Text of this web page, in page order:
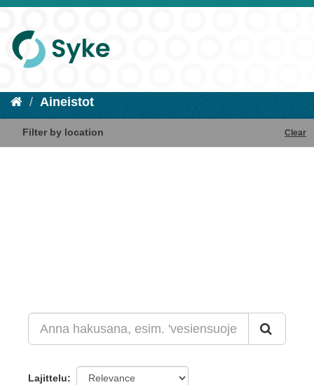
Aineistot
Filter by location Clear
Lajittelu